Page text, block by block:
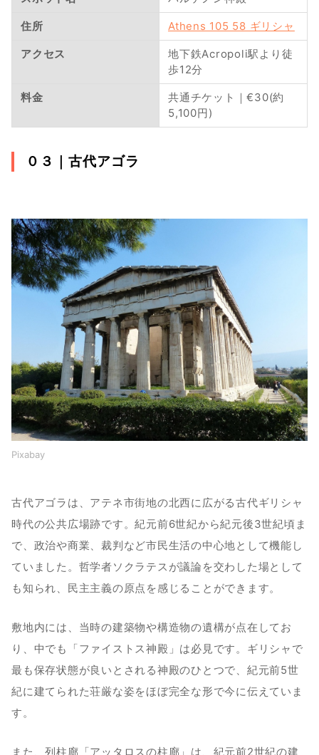
住所 Athens 105 58 ギリシャ
アクセス
地下鉄Acropoli駅より徒
歩12分
料金
共通チケット｜€30(約
5,100円)
０３｜ 古代アゴラ
Pixabay
古代アゴラは、アテネ市街地の北西に広がる古代ギリシャ
時代の公共広場跡です。紀元前6世紀から紀元後3世紀頃ま
で、政治や商業、裁判など市民生活の中心地として機能し
ていました。哲学者ソクラテスが議論を交わした場として
も知られ、民主主義の原点を感じることができます。
敷地内には、当時の建築物や構造物の遺構が点在してお
り、中でも「ファイストス神殿」は必見です。ギリシャで
最も保存状態が良いとされる神殿のひとつで、紀元前5世
紀に建てられた荘厳な姿をほぼ完全な形で今に伝えていま
す。
また、列柱廊「アッタロスの柱廊」は、紀元前2世紀の建